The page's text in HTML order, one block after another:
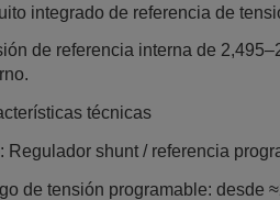
integrado de referencia de
de referencia interna de
técnicas
Regulador shunt / referencia
de tensión programable: desde